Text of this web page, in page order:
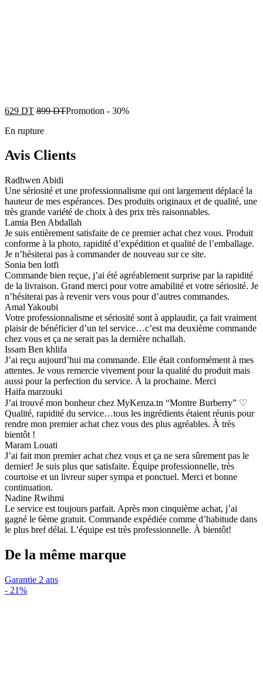
629 DT 899DTPromotion - 30%
En rupture
Avis Clients
Radhwen Abidi
Une sériosité et une professionnalisme qui ont largement déplacé la
hauteur de mes espérances. Des produits originaux et de qualité, une
très grande variété de choix à des prix très raisonnables.
Lamia Ben Abdallah
Je suis entièrement satisfaite de ce premier achat chez vous. Produit
conforme à la photo, rapidité d’expédition et qualité de l’emballage.
Je n’hésiterai pas à commander de nouveau sur ce site.
Sonia ben lotfi
Commande bien reçue, j’ai été agréablement surprise par la rapidité
de la livraison. Grand merci pour votre amabilité et votre sériosité. Je
n’hésiterai pas à revenir vers vous pour d’autres commandes.
Amal Yakoubi
Votre professionnalisme et sériosité sont à applaudir, ça fait vraiment
plaisir de bénéficier d’un tel service…c’est ma deuxième commande
chez vous et ça ne serait pas la dernière nchallah.
Issam Ben khlifa
J’ai reçu aujourd’hui ma commande. Elle était conformément à mes
attentes. Je vous remercie vivement pour la qualité du produit mais
aussi pour la perfection du service. À la prochaine. Merci
Haifa marzouki
J’ai trouvé mon bonheur chez MyKenza.tn “Montre Burberry” ♡
Qualité, rapidité du service…tous les ingrédients étaient réunis pour
rendre mon premier achat chez vous des plus agréables. À très
bientôt !
Maram Louati
J’ai fait mon premier achat chez vous et ça ne sera sûrement pas le
dernier! Je suis plus que satisfaite. Équipe professionnelle, très
courtoise et un livreur super sympa et ponctuel. Merci et bonne
continuation.
Nadine Rwihmi
Le service est toujours parfait. Après mon cinquième achat, j’ai
gagné le 6ème gratuit. Commande expédiée comme d’habitude dans
le plus bref délai. L’équipe est très professionnelle. À bientôt!
De la même marque
Garantie 2 ans
- 21%